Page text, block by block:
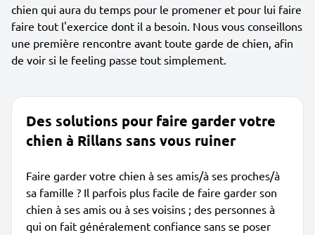
chien qui aura du temps pour le promener et pour lui faire
faire tout l'exercice dont il a besoin. Nous vous conseillons
une première rencontre avant toute garde de chien, afin
de voir si le feeling passe tout simplement.
Des solutions pour faire garder votre
chien à Rillans sans vous ruiner
Faire garder votre chien à ses amis/à ses proches/à
sa famille ? Il parfois plus facile de faire garder son
chien à ses amis ou à ses voisins ; des personnes à
qui on fait généralement confiance sans se poser